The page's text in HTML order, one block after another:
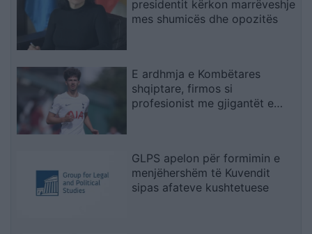
presidentit kërkon marrëveshje
mes shumicës dhe opozitës
E ardhmja e Kombëtares
shqiptare, firmos si
profesionist me gjigantët e
GLPS apelon për formimin e
menjëhershëm të Kuvendit
sipas afateve kushtetuese